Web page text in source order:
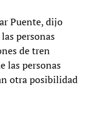
Puente, dijo
personas
de tren
las personas
otra posibilidad